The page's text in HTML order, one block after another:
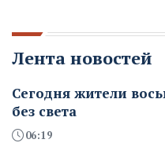
Лента новостей
Сегодня жители
без света
06:19